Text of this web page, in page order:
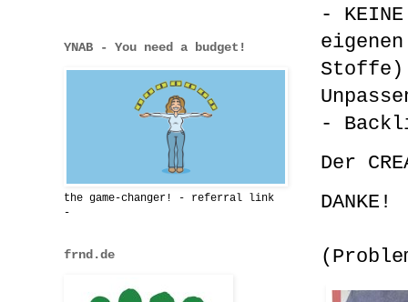
-
-
Der
DANKE!
YNAB - You need a budget!
the game-changer! - referral link
-
frnd.de